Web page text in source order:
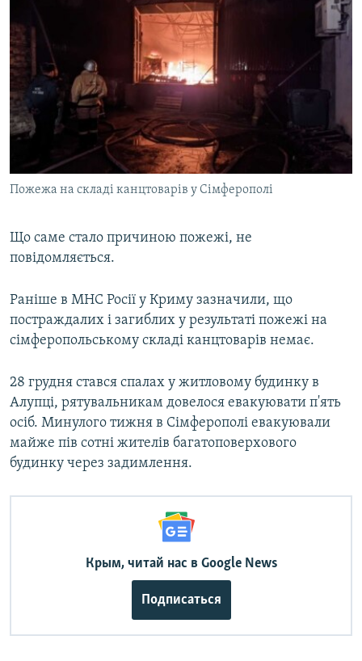
Пожежа на складі канцтоварів у Сімферополі
Що саме стало причиною пожежі, не
повідомляється.
Раніше в МНС Росії у Криму зазначили, що
постраждалих і загиблих у результаті пожежі на
сімферопольському складі канцтоварів немає.
28 грудня стався спалах у житловому будинку в
Алупці, рятувальникам довелося евакуювати п'ять
осіб. Минулого тижня в Сімферополі евакуювали
майже пів сотні жителів багатоповерхового
будинку через задимлення.
Крым, читай нас в Google News
Подписаться